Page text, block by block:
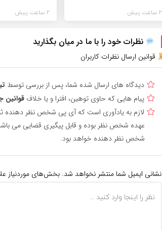
2 ساعت پیش 2 ساعت پیش
نظرات خود را با ما در میان بگذارید
قوانین ارسال نظرات کاربران
دیدگاه های ارسال شده شما، پس از بررسی توسط
پیام هایی که حاوی توهین، افترا و یا خلاف قوانین
لازم به یادآوری است که آی پی شخص نظر دهنده
عهده شخص نظر بوده و قابل پیگیری قضایی می
شخص نظر دهنده خواهد بود.
نشانی ایمیل شما منتشر نخواهد شد. بخش‌های موردنیاز